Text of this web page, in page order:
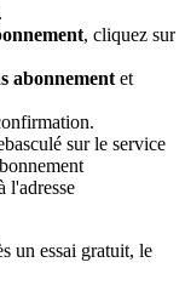
.
, cliquez sur
abonnement et
sur le service
l'adresse
un essai gratuit, le